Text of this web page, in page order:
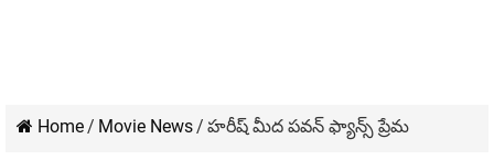
Home/ Movie News/ హరీష్ మీద పవన్ ఫ్యాన్స్ ప్రేమ